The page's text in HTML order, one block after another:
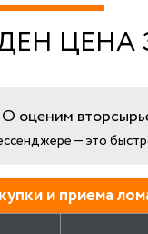
ЦЕНА
— это
и приема